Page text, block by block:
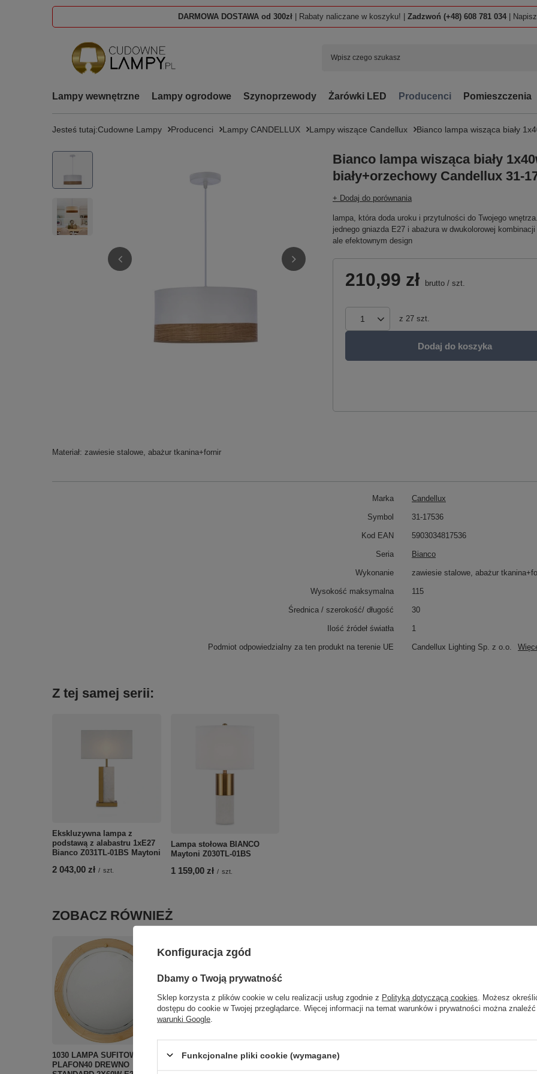
DARMOWA DOSTAWA od 300zł | Rabaty naliczane w koszyku! | Zadzwoń (+48) 608 781 034 |
Lampy wewnętrzne Lampy ogrodowe Szynoprzewody Żarówki LED Producenci Pomieszczenia
Jesteś tutaj:Cudowne Lampy Producenci Lampy CANDELLUX Lampy wiszące Candellux Bianco lampa wisząca biały
Bianco lampa wisząca biały
biały+orzechowy Candellux 31-
+ Dodaj do porównania
lampa, która doda uroku i przytulności do Twojego
jednego gniazda E27 i abażura w dwukolorowej
ale efektownym design
210,99 zł brutto / szt.
z 27 szt.
Dodaj do koszyka
Materiał: zawiesie stalowe, abażur tkanina+fornir
Marka Candellux
Podmiot odpowiedzialny za ten produkt na terenie UE Candellux Lighting Sp. z o.o.
Symbol 31-17536
Kod EAN 5903034817536
Seria Bianco
Wykonanie zawiesie stalowe, abażur
Wysokość maksymalna 115
Średnica / szerokość/ długość 30
Ilość źródeł światła 1
Z tej samej serii:
Ekskluzywna lampa z
podstawą z alabastru 1xE27
Bianco Z031TL-01BS Maytoni
2 043,00 zł / szt.
Lampa stołowa BIANCO
Maytoni Z030TL-01BS
1 159,00 zł / szt.
ZOBACZ RÓWNIEŻ
1030 LAMPA SUFITOWA
PLAFON40 DREWNO
SHIPI LAMPA KINKIET 1X3W
LED KRYSZTAŁKI STAL
138,99 zł / szt.
Sparta lampa wisząca czarny
Konfiguracja zgód
Dbamy o Twoją prywatność
Sklep korzysta z plików cookie w celu realizacji usług zgodnie z Polityką dotyczącą cookies . Możesz
dostępu do cookie w Twojej przeglądarce. Więcej informacji na temat warunków i prywatności można
warunki Google
Funkcjonalne pliki cookie (wymagane)